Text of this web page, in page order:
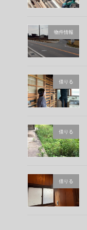
物件情報
借りる
借りる
借りる